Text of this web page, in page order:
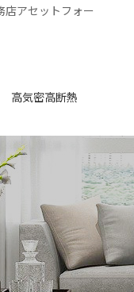
アセットフォー
高気密高断熱